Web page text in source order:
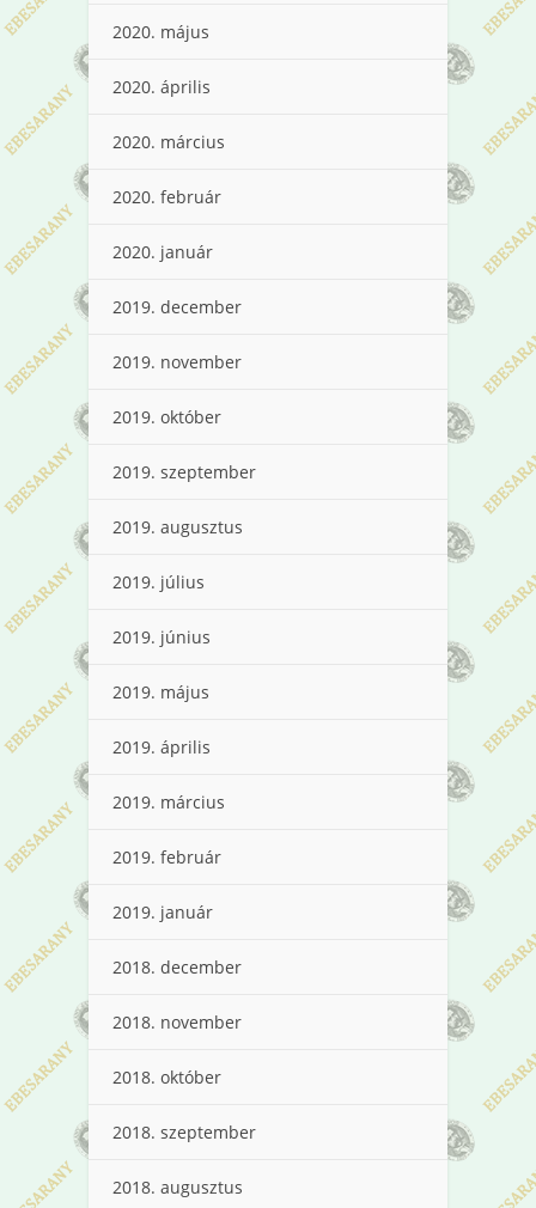
2020. május
2020. április
2020. március
2020. február
2020. január
2019. december
2019. november
2019. október
2019. szeptember
2019. augusztus
2019. július
2019. június
2019. május
2019. április
2019. március
2019. február
2019. január
2018. december
2018. november
2018. október
2018. szeptember
2018. augusztus